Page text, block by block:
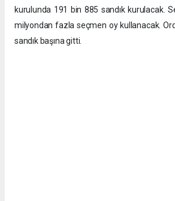
kurulunda 191 bin 885 sandık kurulacak.
milyondan fazla seçmen oy kullanacak.
sandık başına gitti.